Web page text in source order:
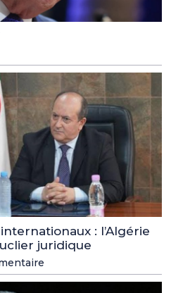
: l’Algérie
juridique